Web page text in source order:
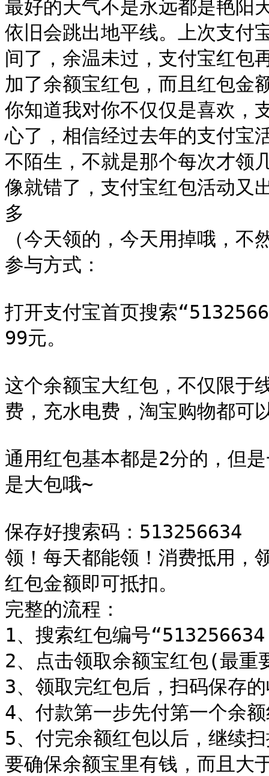
最好的天气不是永远都是艳阳
依旧会跳出地平线。上次支付
间了，余温未过，支付宝红包
加了余额宝红包，而且红包金
你知道我对你不仅仅是喜欢，
心了，相信经过去年的支付宝
不陌生，不就是那个每次才领
像就错了，支付宝红包活动又
多
（今天领的，今天用掉哦，不
参与方式：
打开支付宝首页搜索
99元。
这个余额宝大红包，不仅限于
费，充水电费，淘宝购物都可
通用红包基本都是2分的，但
是大包哦~
保存好搜索码：513256634
领！每天都能领！消费抵用，
红包金额即可抵扣。
完整的流程：
1、搜索红包编号
2、点击领取余额宝红包(最
3、领取完红包后，扫码保存
4、付款第一步先付第一个余
5、付完余额红包以后，继续
要确保余额宝里有钱，而且大